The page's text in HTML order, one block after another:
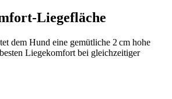
Liegefläche
dem Hund eine gemütliche 2 cm hohe
Liegekomfort bei gleichzeitiger